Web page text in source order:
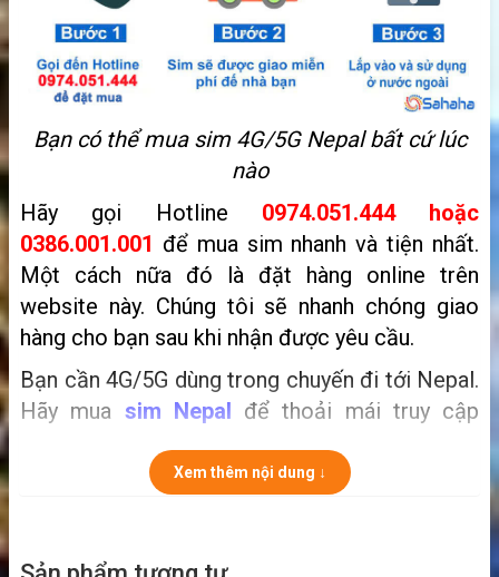
Bạn có thể mua sim 4G/5G Nepal bất cứ lúc
nào
Hãy gọi Hotline 0974.051.444 hoặc
0386.001.001 để mua sim nhanh và tiện nhất.
Một cách nữa đó là đặt hàng online trên
website này. Chúng tôi sẽ nhanh chóng giao
hàng cho bạn sau khi nhận được yêu cầu.
Bạn cần 4G/5G dùng trong chuyến đi tới Nepal.
Hãy mua sim Nepal để thoải mái truy cập
quốc gia này.Sim du lịch Nepal chỉ cần lắp vào
Xem thêm nội dung ↓